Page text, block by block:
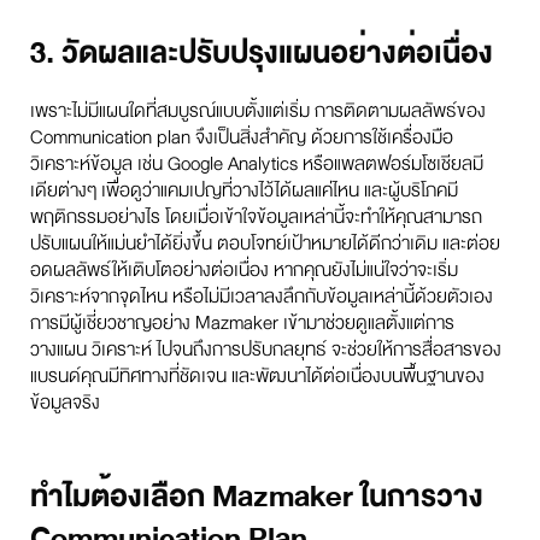
3. วัดผลและปรับปรุงแผนอย่างต่อเนื่อง
เพราะไม่มีแผนใดที่สมบูรณ์แบบตั้งแต่เริ่ม การติดตามผลลัพธ์ของ
Communication plan จึงเป็นสิ่งสำคัญ ด้วยการใช้เครื่องมือ
วิเคราะห์ข้อมูล เช่น Google Analytics หรือแพลตฟอร์มโซเชียลมี
เดียต่างๆ เพื่อดูว่าแคมเปญที่วางไว้ได้ผลแค่ไหน และผู้บริโภคมี
พฤติกรรมอย่างไร โดยเมื่อเข้าใจข้อมูลเหล่านี้จะทำให้คุณสามารถ
ปรับแผนให้แม่นยำได้ยิ่งขึ้น ตอบโจทย์เป้าหมายได้ดีกว่าเดิม และต่อย
อดผลลัพธ์ให้เติบโตอย่างต่อเนื่อง หากคุณยังไม่แน่ใจว่าจะเริ่ม
วิเคราะห์จากจุดไหน หรือไม่มีเวลาลงลึกกับข้อมูลเหล่านี้ด้วยตัวเอง
การมีผู้เชี่ยวชาญอย่าง Mazmaker เข้ามาช่วยดูแลตั้งแต่การ
วางแผน วิเคราะห์ ไปจนถึงการปรับกลยุทธ์ จะช่วยให้การสื่อสารของ
แบรนด์คุณมีทิศทางที่ชัดเจน และพัฒนาได้ต่อเนื่องบนพื้นฐานของ
ข้อมูลจริง
ทำไมต้องเลือก Mazmaker ในการวาง